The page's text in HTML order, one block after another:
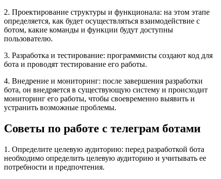
2. Проектирование структуры и функционала: на этом этапе
определяется, как будет осуществляться взаимодействие с
ботом, какие команды и функции будут доступны
пользователю.
3. Разработка и тестирование: программисты создают код для
бота и проводят тестирование его работы.
4. Внедрение и мониторинг: после завершения разработки
бота, он внедряется в существующую систему и происходит
мониторинг его работы, чтобы своевременно выявить и
устранить возможные проблемы.
Советы по работе с телеграм ботами
1. Определите целевую аудиторию: перед разработкой бота
необходимо определить целевую аудиторию и учитывать ее
потребности и предпочтения.